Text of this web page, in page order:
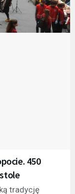
450
tradycję